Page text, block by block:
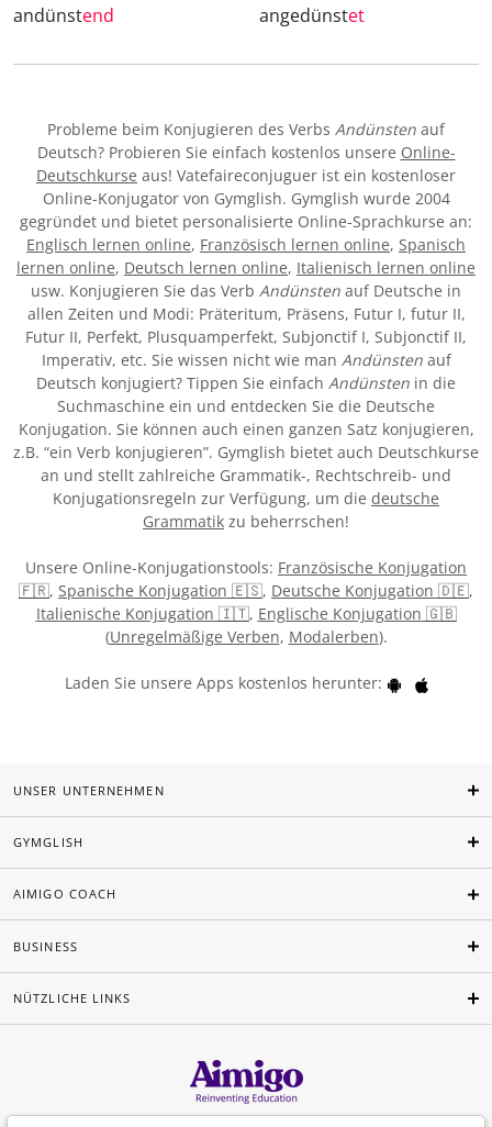
andünstend angedünstet
Probleme beim Konjugieren des Verbs Andünsten auf
Deutsch? Probieren Sie einfach kostenlos unsere Online-
Deutschkurse aus! Vatefaireconjuguer ist ein kostenloser
Online-Konjugator von Gymglish. Gymglish wurde 2004
gegründet und bietet personalisierte Online-Sprachkurse an:
Englisch lernen online, Französisch lernen online, Spanisch
lernen online, Deutsch lernen online, Italienisch lernen online
usw. Konjugieren Sie das Verb Andünsten auf Deutsche in
allen Zeiten und Modi: Präteritum, Präsens, Futur I, futur II,
Futur II, Perfekt, Plusquamperfekt, Subjonctif I, Subjonctif II,
Imperativ, etc. Sie wissen nicht wie man Andünstenauf
Deutsch konjugiert? Tippen Sie einfach Andünsten in die
Suchmaschine ein und entdecken Sie die Deutsche
Konjugation. Sie können auch einen ganzen Satz konjugieren,
z.B. “ein Verb konjugieren”. Gymglish bietet auch Deutschkurse
an und stellt zahlreiche Grammatik-, Rechtschreib- und
Konjugationsregeln zur Verfügung, um die deutsche
Grammatik zu beherrschen!
Unsere Online-Konjugationstools: Französische Konjugation
🇫🇷, Spanische Konjugation 🇪🇸, Deutsche Konjugation 🇩🇪,
Italienische Konjugation 🇮🇹, Englische Konjugation 🇬🇧
(Unregelmäßige Verben, Modalerben).
Laden Sie unsere Apps kostenlos herunter:
UNSER UNTERNEHMEN
GYMGLISH
AIMIGO COACH
BUSINESS
NÜTZLICHE LINKS